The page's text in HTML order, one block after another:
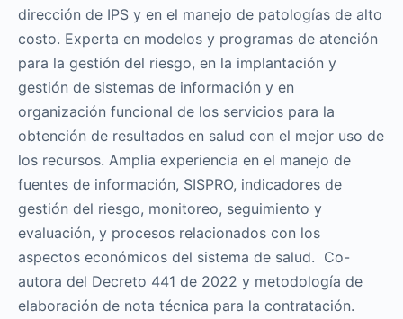
dirección de IPS y en el manejo de patologías de alto
costo. Experta en modelos y programas de atención
para la gestión del riesgo, en la implantación y
gestión de sistemas de información y en
organización funcional de los servicios para la
obtención de resultados en salud con el mejor uso de
los recursos. Amplia experiencia en el manejo de
fuentes de información, SISPRO, indicadores de
gestión del riesgo, monitoreo, seguimiento y
evaluación, y procesos relacionados con los
aspectos económicos del sistema de salud. Co-
autora del Decreto 441 de 2022 y metodología de
elaboración de nota técnica para la contratación.